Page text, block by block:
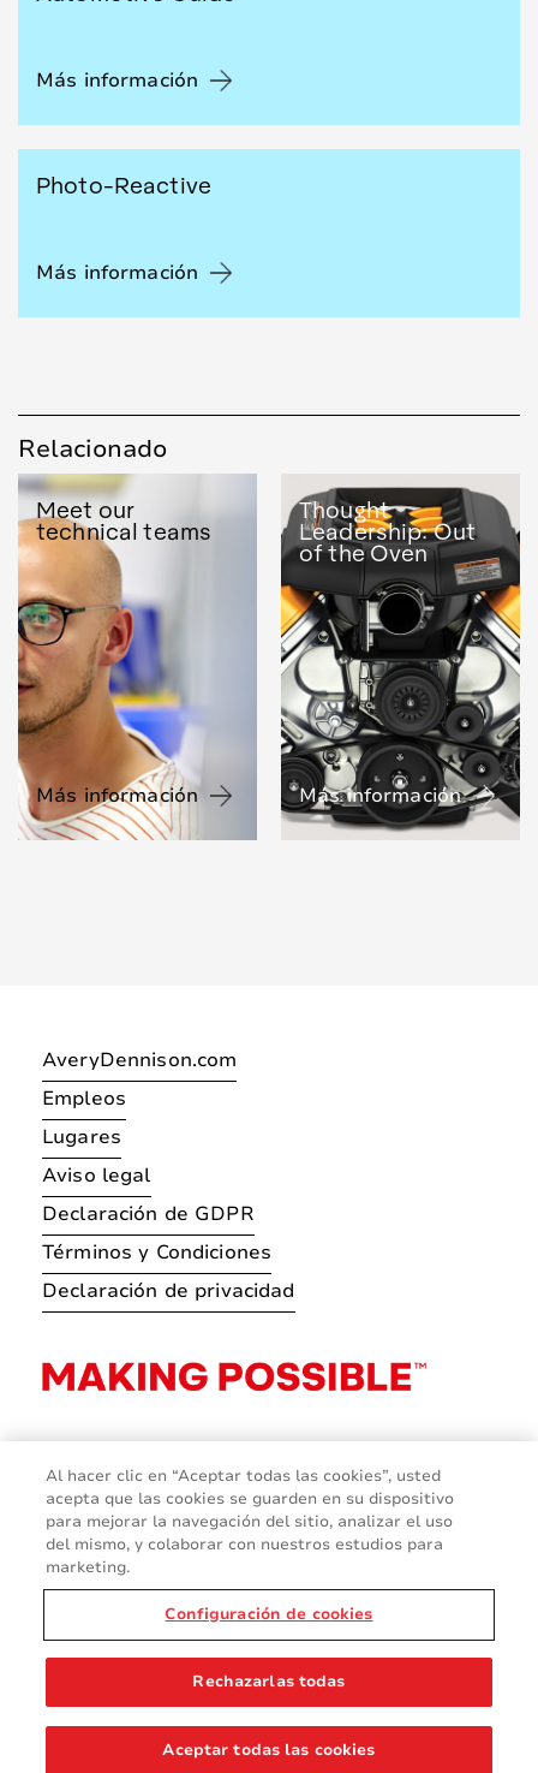
Más información
Photo-Reactive
Más información
Relacionado
Meet our
technical teams
Más información
Thought
Leadership: Out
of the Oven
Más información
AveryDennison.com
Empleos
Lugares
Aviso legal
Declaración de GDPR
Términos y Condiciones
Declaración de privacidad
© 2026 Avery Dennison Corporation
Al hacer clic en “Aceptar todas las cookies”, usted
acepta que las cookies se guarden en su dispositivo
para mejorar la navegación del sitio, analizar el uso
del mismo, y colaborar con nuestros estudios para
marketing.
Configuración de cookies
Rechazarlas todas
Aceptar todas las cookies